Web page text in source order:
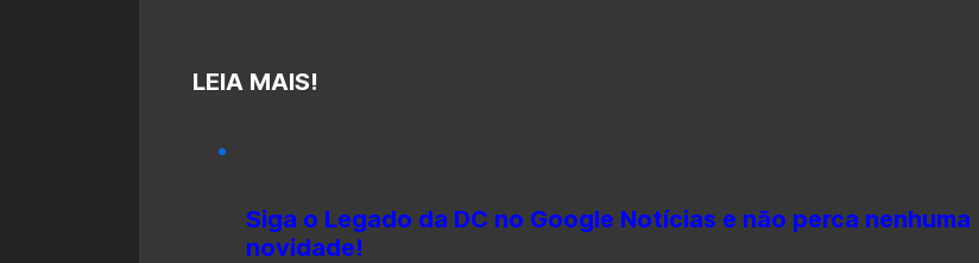
LEIA MAIS!
Siga o Legado da DC no Google Notícias e não perca nenhuma
novidade!